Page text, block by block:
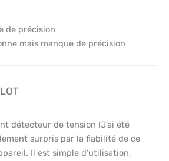
de précision
mais manque de précision
détecteur de tension !J’ai été
surpris par la fiabilité de ce
Il est simple d’utilisation,